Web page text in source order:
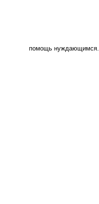
помощь нуждающимся.